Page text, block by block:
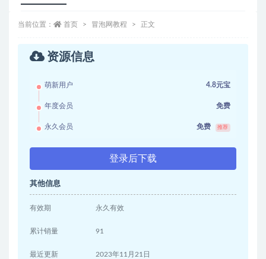
当前位置： 首页 冒泡网教程 正文
资源信息
萌新用户 4.8元宝
年度会员 免费
永久会员 免费 推荐
登录后下载
其他信息
有效期 永久有效
累计销量 91
最近更新 2023年11月21日